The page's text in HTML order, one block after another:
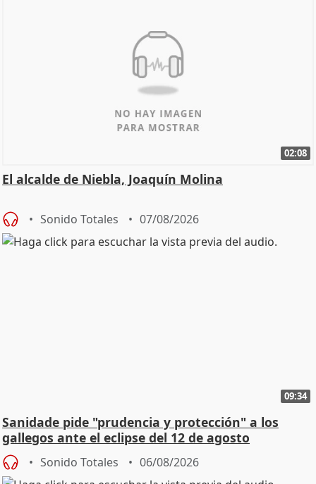
02:08
El alcalde de Niebla, Joaquín Molina
Sonido Totales 07/08/2026
09:34
Sanidade pide "prudencia y protección" a los
gallegos ante el eclipse del 12 de agosto
Sonido Totales 06/08/2026